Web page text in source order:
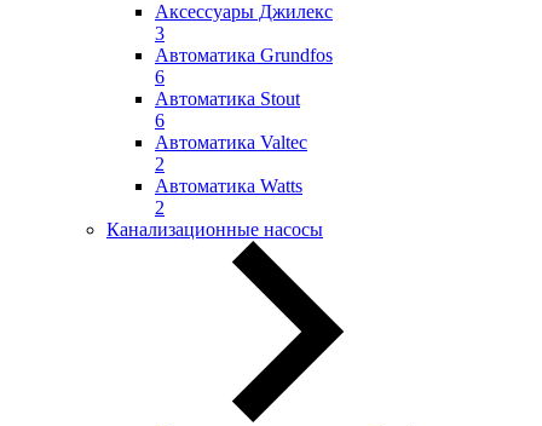
Аксессуары Джилекс
3
Автоматика Grundfos
6
Автоматика Stout
6
Автоматика Valtec
2
Автоматика Watts
2
Канализационные насосы